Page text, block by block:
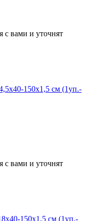
с вами и уточнят
150х1,5 см (1уп.-
с вами и уточнят
150х1,5 см (1уп.-